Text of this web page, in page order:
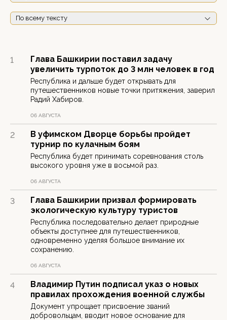
По всему тексту
1
Глава Башкирии поставил задачу
увеличить турпоток до 3 млн человек в год
Республика и дальше будет открывать для
путешественников новые точки притяжения, заверил
Радий Хабиров.
06 АВГУСТА
2
В уфимском Дворце борьбы пройдет
турнир по кулачным боям
Республика будет принимать соревнования столь
высокого уровня уже в восьмой раз.
06 АВГУСТА
3
Глава Башкирии призвал формировать
экологическую культуру туристов
Республика последовательно делает природные
объекты доступнее для путешественников,
одновременно уделяя большое внимание их
сохранению.
06 АВГУСТА
4
Владимир Путин подписал указ о новых
правилах прохождения военной службы
Документ упрощает присвоение званий
добровольцам, вводит новое основание для